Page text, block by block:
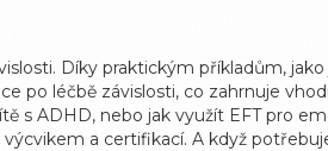
Díky praktickým příkladům,
po léčbě závislosti, co zahrnuje
s ADHD, nebo jak využít EFT pro
a certifikací. A když